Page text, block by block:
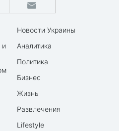
и
Новости Украины
Аналитика
Политика
Бизнес
Жизнь
Развлечения
Lifestyle